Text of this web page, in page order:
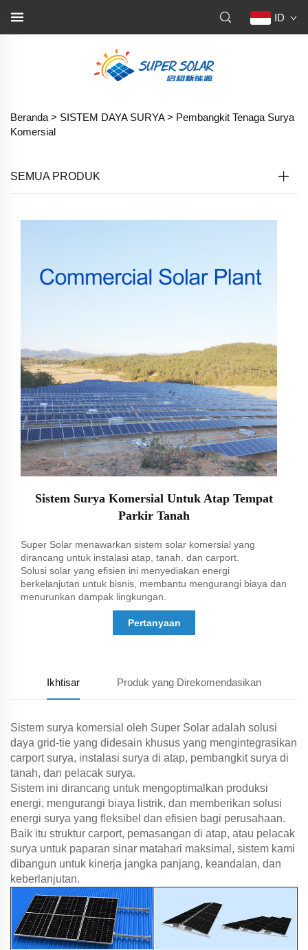
ID
Beranda > SISTEM DAYA SURYA> Pembangkit Tenaga Surya
Komersial
SEMUA PRODUK
Sistem Surya Komersial Untuk Atap Tempat
Parkir Tanah
Super Solar menawarkan sistem solar komersial yang
dirancang untuk instalasi atap, tanah, dan carport.
Solusi solar yang efisien ini menyediakan energi
berkelanjutan untuk bisnis, membantu mengurangi biaya dan
menurunkan dampak lingkungan.
Pertanyaan
Ikhtisar Produk yang Direkomendasikan
Sistem surya komersial oleh Super Solar adalah solusi
daya grid-tie yang didesain khusus yang mengintegrasikan
carport surya, instalasi surya di atap, pembangkit surya di
tanah, dan pelacak surya.
Sistem ini dirancang untuk mengoptimalkan produksi
energi, mengurangi biaya listrik, dan memberikan solusi
energi surya yang fleksibel dan efisien bagi perusahaan.
Baik itu struktur carport, pemasangan di atap, atau pelacak
surya untuk paparan sinar matahari maksimal, sistem kami
dibangun untuk kinerja jangka panjang, keandalan, dan
keberlanjutan.